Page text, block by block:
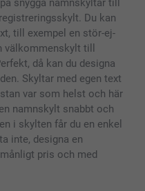
snygga namnskyltar till
Du kan
till exempel en stör-ej-
till
då kan du designa
Skyltar med egen text
var som helst och här
namnskylt snabbt och
i skylten får du en enkel
inte, designa en
pris och med